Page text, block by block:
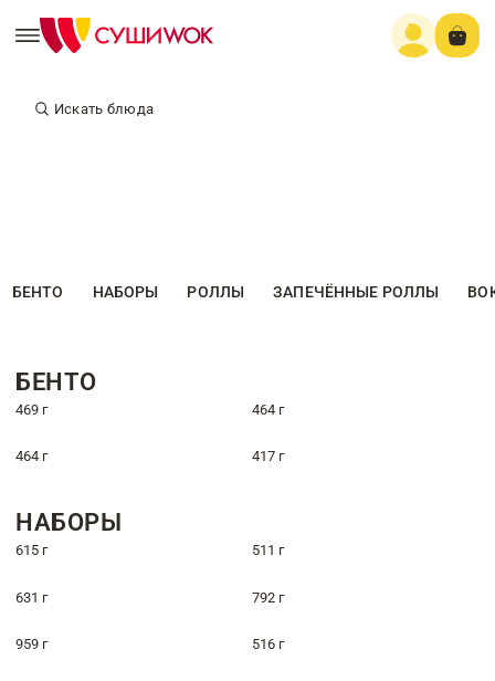
Искать блюда
БЕНТО НАБОРЫ РОЛЛЫ ЗАПЕЧЁННЫЕ РОЛЛЫ
БЕНТО
469 г 464 г
464 г 417 г
НАБОРЫ
615 г 511 г
631 г 792 г
959 г 516 г